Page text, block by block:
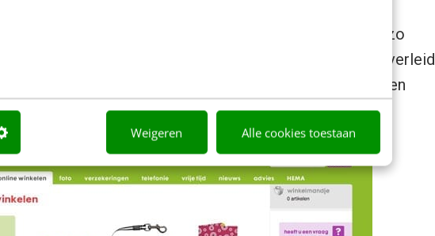
Weigeren Alle cookies toestaan
oplossingen bedenken voor: Hoe maak je shoppen net zo
winkelmandje? Item erin, eruit, ander erin… Hoe verleid
kijken dan het boodschappenlijstje? Hoe kun je acties en
brengen dat het aanvoelt als een tip?”